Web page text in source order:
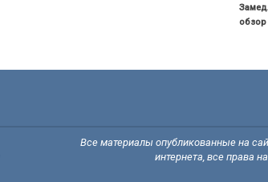
обзор
Все материалы опубликованные на
интернета, все права